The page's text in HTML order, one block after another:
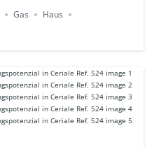
Gas
Haus